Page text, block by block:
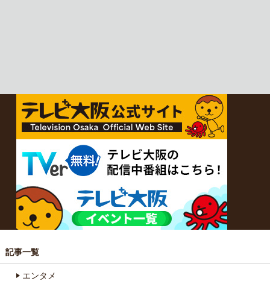
記事一覧
エンタメ